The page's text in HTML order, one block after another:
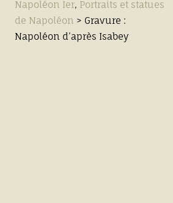
Napoléon Ier, Portraits et statues
de Napoléon > Gravure :
Napoléon d’après Isabey